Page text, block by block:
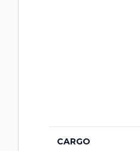
CARGO